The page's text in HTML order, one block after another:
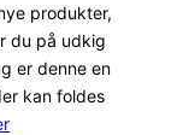
produkter,
du på udkig
er denne en
kan foldes